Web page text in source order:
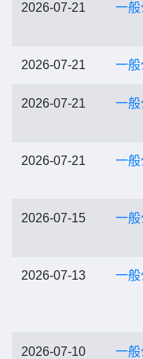
2026-07-21 一般
2026-07-21 一般
2026-07-21 一般
2026-07-21 一般
2026-07-15 一般
2026-07-13 一般
2026-07-10 一般